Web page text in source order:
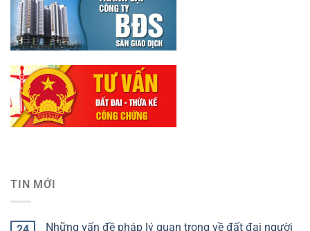
TIN MỚI
Những vấn đề pháp lý quan trọng về đất đai người